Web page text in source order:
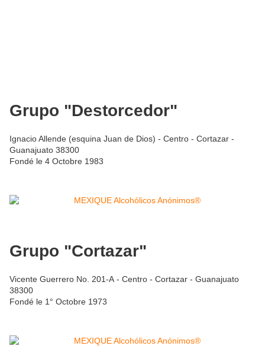
Grupo "Destorcedor"
Ignacio Allende (esquina Juan de Dios) - Centro - Cortazar -
Guanajuato 38300
Fondé le 4 Octobre 1983
Grupo "Cortazar"
Vicente Guerrero No. 201-A - Centro - Cortazar - Guanajuato
38300
Fondé le 1° Octobre 1973